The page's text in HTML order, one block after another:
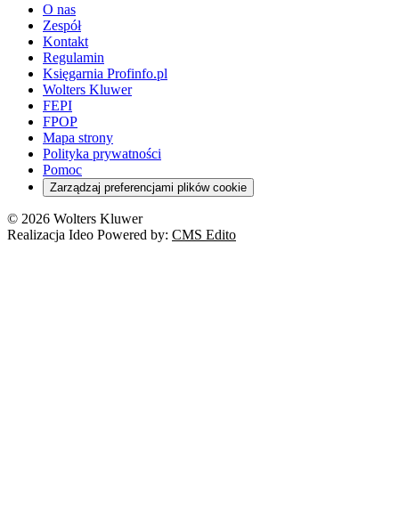
O nas
Zespół
Kontakt
Regulamin
Księgarnia Profinfo.pl
Wolters Kluwer
FEPI
FPOP
Mapa strony
Polityka prywatności
Pomoc
Zarządzaj preferencjami plików cookie
© 2026 Wolters Kluwer
Realizacja Ideo Powered by: CMS Edito